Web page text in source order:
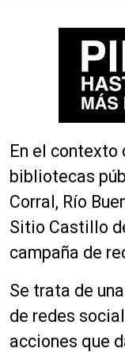
En el contexto
bibliotecas
Corral, Río
Sitio Castillo
campaña de
Se trata de
de redes
acciones que